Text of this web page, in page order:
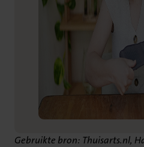
Gebruikte bron: Thuisarts.nl,